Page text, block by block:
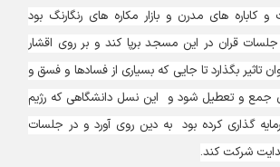
های مدرن و بازار مکاره های رنگارنگ بود
قران در این مسجد برپا کند و بر روی اقشار
بگذارد تا جایی که بسیاری از فسادها و فسق و
جمع و تعطیل شود و این نسل دانشگاهی که رژیم
گذاری کرده بود به دین روی آورد و در جلسات
شرکت کند.